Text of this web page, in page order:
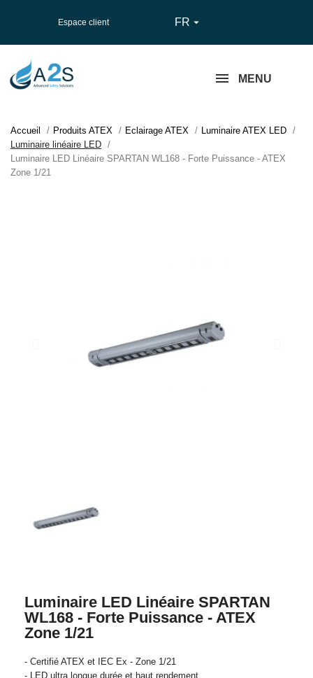
Espace client FR 
MENU
Accueil Produits ATEX Eclairage ATEX
Luminaire ATEX LED
Luminaire linéaire LED
Luminaire LED Linéaire SPARTAN WL168 - Forte Puissance - ATEX
Zone 1/21
Luminaire LED Linéaire SPARTAN
WL168 - Forte Puissance - ATEX
Zone 1/21
- Certifié ATEX et IEC Ex - Zone 1/21
- LED ultra longue durée et haut rendement